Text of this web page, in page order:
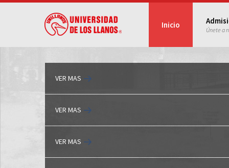
Inicio Únete a
VER MAS
VER MAS
VER MAS